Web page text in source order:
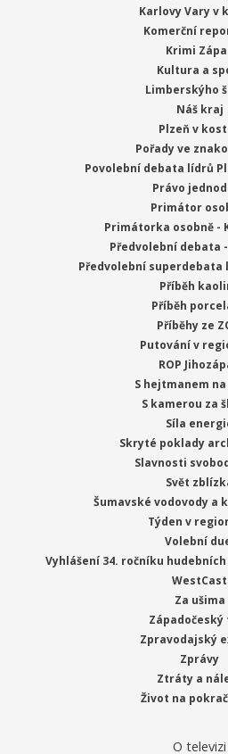
Karlovy Vary v
Komerční
Krimi
Kultura a
Limberskýho
Náš kraj
Plzeň v
Pořady ve
Povolební debata lídrů
Právo
Primátor
Primátorka osobně -
Předvolební debata
Předvolební superdebata
Příběh
Příběh
Příběhy ze
Putování v
ROP
S hejtmanem
S kamerou za
Síla
Skryté poklady
Slavnosti
Svět
Šumavské vodovody a
Týden v
Volební
Vyhlášení 34. ročníku
WestCast
Za ušima
Zpravodajský
Zprávy
Ztráty a
Život na
O televizi